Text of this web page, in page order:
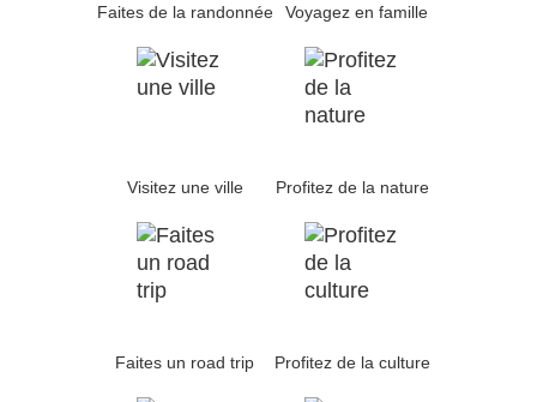
Faites de la randonnée Voyagez en famille
Visitez une ville Profitez de la nature
Faites un road trip Profitez de la culture